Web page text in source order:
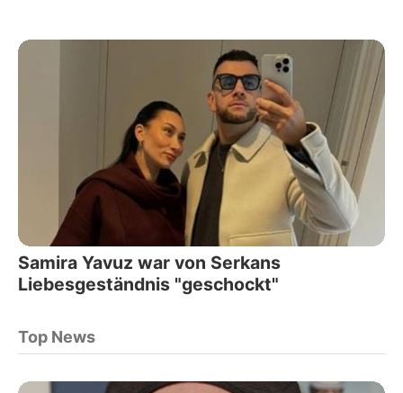
Samira Yavuz war von Serkans
Liebesgeständnis "geschockt"
Top News